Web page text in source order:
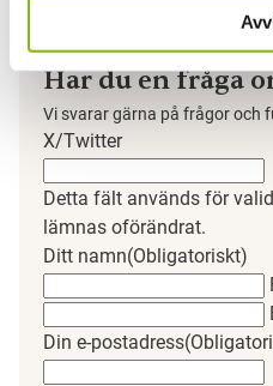
Har du en fråga
Vi svarar gärna på frågor och
X/Twitter
Detta fält används för
lämnas oförändrat.
Ditt namn(Obligatoriskt)
Din e-postadress